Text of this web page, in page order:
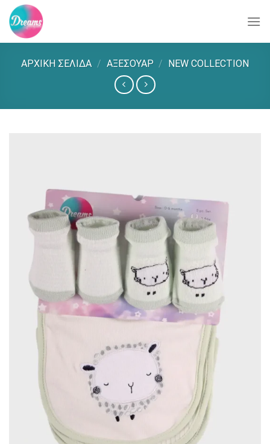
Skip
content
ΑΡΧΙΚΉ ΣΕΛΊΔΑ / ΑΞΕΣΟΥΑΡ / NEW COLLECTION